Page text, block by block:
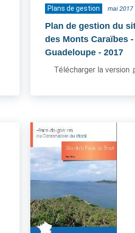
Plans de gestion mai 2017
Plan de gestion du
des Monts Caraïbes -
Guadeloupe - 2017
Télécharger la version